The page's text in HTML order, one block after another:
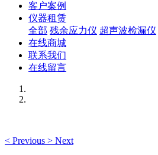
客户案例
仪器租赁
全部 残余应力仪 超声波检漏仪
在线商城
联系我们
在线留言
< Previous > Next